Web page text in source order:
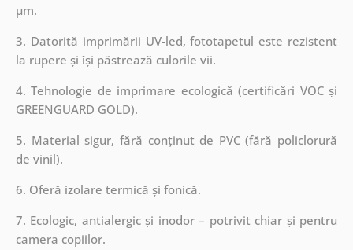
µm.
3. Datorită imprimării UV-led, fototapetul este rezistent
la rupere și își păstrează culorile vii.
4. Tehnologie de imprimare ecologică (certificări VOC și
GREENGUARD GOLD).
5. Material sigur, fără conținut de PVC (fără policlorură
de vinil).
6. Oferă izolare termică și fonică.
7. Ecologic, antialergic și inodor – potrivit chiar și pentru
camera copiilor.